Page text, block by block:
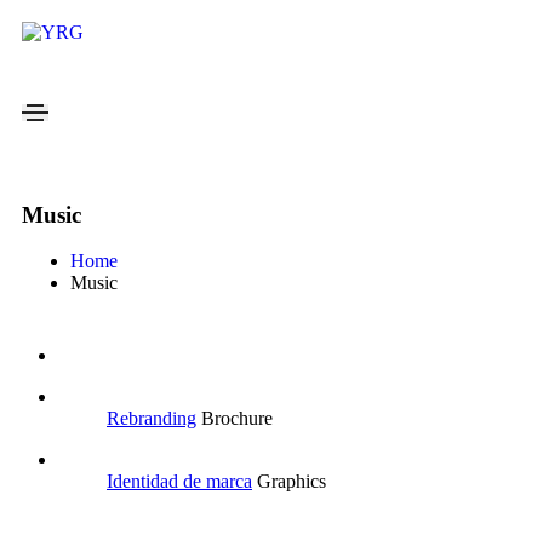
Music
Home
Music
Rebranding Brochure
Identidad de marca Graphics